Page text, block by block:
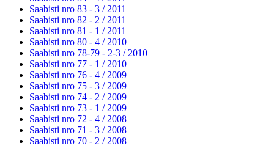
Saabisti nro 83 - 3 / 2011
Saabisti nro 82 - 2 / 2011
Saabisti nro 81 - 1 / 2011
Saabisti nro 80 - 4 / 2010
Saabisti nro 78-79 - 2-3 / 2010
Saabisti nro 77 - 1 / 2010
Saabisti nro 76 - 4 / 2009
Saabisti nro 75 - 3 / 2009
Saabisti nro 74 - 2 / 2009
Saabisti nro 73 - 1 / 2009
Saabisti nro 72 - 4 / 2008
Saabisti nro 71 - 3 / 2008
Saabisti nro 70 - 2 / 2008